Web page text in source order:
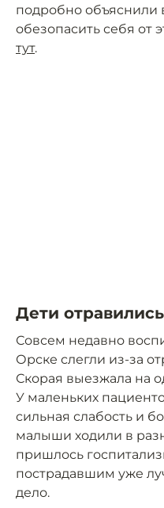
подробно объяснили
обезопасить себя от
тут.
Дети
Совсем недавно
Орске слегли из-за
Скорая выезжала на
У маленьких
сильная слабость и
малыши ходили в
пришлось
пострадавшим уже
дело.